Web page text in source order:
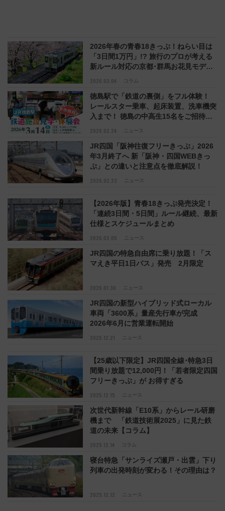
2026.03.04 コラム
2026年春の青春18きっぷ！ねらい目は
「3日間1万円」!? 旅行のプロが考える
新ルール対応の京都･群馬お花見モデル
2026.02.24 ニュース
徳島駅で「鉄道の裏側」をフル体験！
レールスター乗車、起床装置、洗車機突
入まで！ 徳島の中高生15名をご招待
2026.02.23 ニュース
JR四国「阪神往復フリーきっぷ」2026
年3月終了へ 新「阪神・四国WEBきっ
ぷ」との違いと注意点を徹底解説！
2026.02.05 ニュース
【2026年版】青春18きっぷ発売決定！
「連続3日間・5日間」ルール継続、最新
仕様とスケジュールまとめ
2026.01.30 ニュース
JR四国の特急自由席に乗り放題！「ス
マえき平日1日パス」発売 2月限定
2025.12.21 ニュース
JR四国の新型ハイブリッド式ローカル
車両「3600系」量産先行車が完成
2026年6月に営業運転開始
2025.12.15 ニュース
【25歳以下限定】JR四国全線･特急3日
間乗り放題で12,000円！「若者限定四国
フリーきっぷ」が お得すぎる
2025.12.14 コラム
次世代新幹線「E10系」からレール研磨
機まで 「鉄道技術展2025」に見た鉄
道の未来【コラム】
2025.12.12 ニュース
寝台特急「サンライズ瀬戸・出雲」下り
列車の出発時刻が変わる！その理由は？